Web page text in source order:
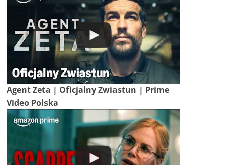
Agent Zeta | Oficjalny Zwiastun | Prime
Video Polska